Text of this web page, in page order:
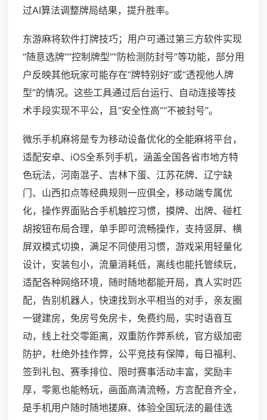
过AI算法调整牌局结果，提升胜率。
东游麻将软件打牌技巧；用户可通过第三方软件实现
“随意选牌”“控制牌型”“防检测防封号”等功能，部分用
户反映其他玩家可能存在“牌特别好”或“透视他人牌
型”的情况。这些工具通过后台运行、自动连接等技
术手段实现不平公，且“安全性高”“不被封号”。
微乐手机麻将是专为移动设备优化的全能麻将平台，
适配安卓、iOS全系列手机，涵盖全国各省市地方特
色玩法，河南混子、吉林下蛋、江苏花牌、辽宁缺
门、山西扣点等经典规则一应俱全，移动端专属优
化，操作界面贴合手机触控习惯，摸牌、出牌、碰杠
胡按钮布局合理，单手即可流畅操作，支持竖屏、横
屏双模式切换，满足不同使用习惯，游戏采用轻量化
设计，安装包小，流量消耗低，离线也能托管续玩，
适配各种网络环境，随时随地都能开局，真人实时匹
配，告别机器人，快速找到水平相当的对手，亲友圈
一键建房，免房号免房卡，免费约局，实时语音互
动，线上社交零距离，双重防作弊系统，官方级加密
防护，杜绝外挂作弊，公平竞技有保障，每日福利、
签到礼包、赛季排位、限时赛事活动丰富，奖励丰
厚，零氪也能畅玩，画面高清流畅，方言配音齐全，
是手机用户随时随地搓麻、体验全国玩法的最佳选